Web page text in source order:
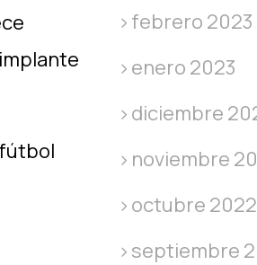
febrero 2023
enero 2023
diciembre
noviembre
octubre 2022
septiembre